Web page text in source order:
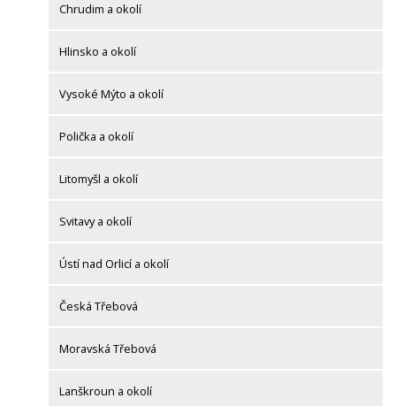
Chrudim a okolí
Hlinsko a okolí
Vysoké Mýto a okolí
Polička a okolí
Litomyšl a okolí
Svitavy a okolí
Ústí nad Orlicí a okolí
Česká Třebová
Moravská Třebová
Lanškroun a okolí